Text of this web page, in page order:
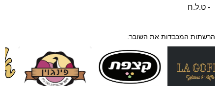
- ט.ל.ח
הרשתות המכבדות את השובר: